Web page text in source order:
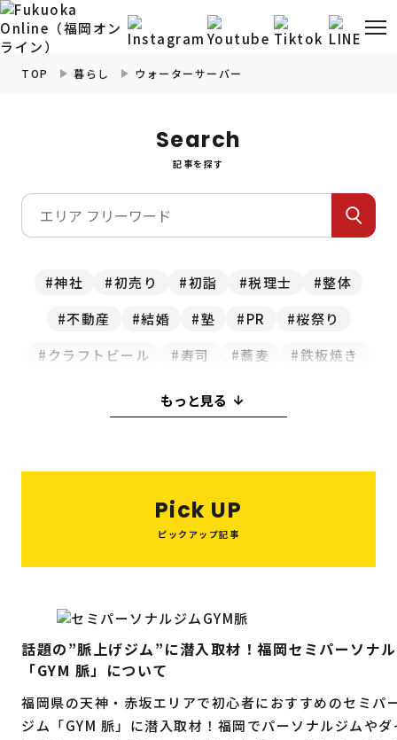
観光・お出かけ
福岡のイベント
福岡のビューティー情報
福岡の フィットネス情報
福岡の教育・子育て情報
福岡のビジネス情報
TOP 暮らし ウォーターサーバー
Search
記事を探す
神社 初売り 初詣 税理士
整体
不動産
結婚 塾 PR
桜祭り
クラフトビール
寿司 蕎麦
鉄板焼き
食べ放題 お正月
コンサルティング
イルミネーション
12月
ダンス
3月 伝統 2月
1月
リフォーム
ジム ラーメン
お祭り
イベント 自然
フィットネス
ランチ
海鮮
もっと見る
Pick UP
ピックアップ記事
話題の”脈上げジム”に潜入取材！福岡セミパーソナ
「GYM 脈」について
福岡県の天神・赤坂エリアで初心者におすすめのセミパ
ジム「GYM 脈」に潜入取材！福岡でパーソナルジムや